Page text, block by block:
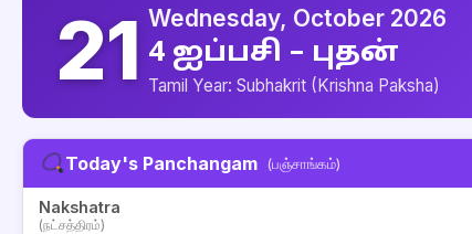
21 Wednesday, October 2026
4 ஐப்பசி – புதன்
Tamil Year: Subhakrit (Krishna Paksha)
Today's Panchangam (பஞ்சாங்கம்)
Nakshatra
(நட்சத்திரம்)